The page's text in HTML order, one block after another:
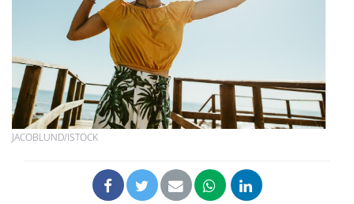
JACOBLUND/ISTOCK